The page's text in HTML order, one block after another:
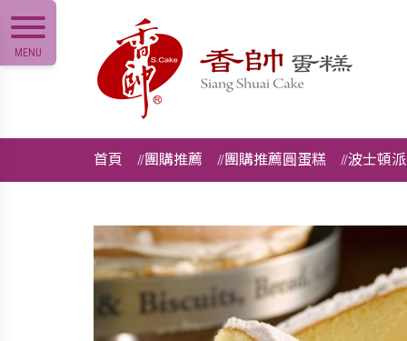
MENU
首頁 團購推薦 團購推薦圓蛋糕 波士頓